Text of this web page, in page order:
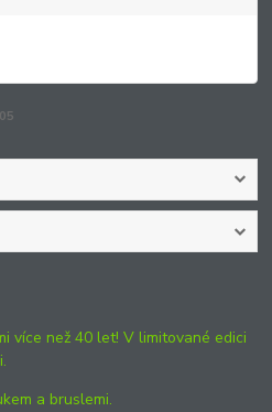
více než 40 let! V limitované edici
a bruslemi.